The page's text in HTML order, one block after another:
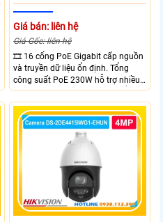
Giá bán: liên hệ
Giá Gốc: liên hệ
🎞 16 cổng PoE Gigabit cấp nguồn
và truyền dữ liệu ổn định. Tổng
công suất PoE 230W hỗ trợ nhiều
thiết bị cùng lúc. Tốc độ chuyển
mạch 68Gbps đảm bảo hiệu suất
cao ổn định. Hỗ trợ truyền PoE xa
lên đến 300m cho hệ thống